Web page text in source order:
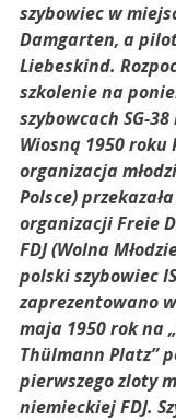
szybowiec w
Damgarten, a
Liebeskind.
szkolenie na
szybowcach SG-
Wiosną 1950 roku
organizacja
Polsce)
organizacji Freie
FDJ (Wolna
polski szybowiec
zaprezentowano
maja 1950 rok na
Thülmann Platz”
pierwszego zloty
niemieckiej FDJ.